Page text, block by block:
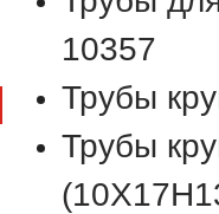
10357
Трубы
Трубы